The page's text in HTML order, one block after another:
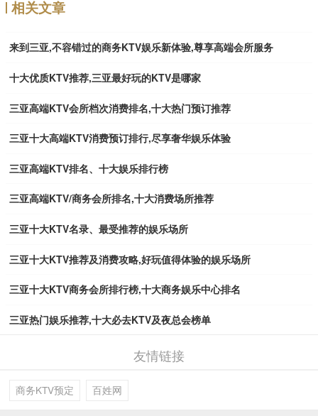
相关文章
来到三亚,不容错过的商务KTV娱乐新体验,尊享高端会所服务
十大优质KTV推荐,三亚最好玩的KTV是哪家
三亚高端KTV会所档次消费排名,十大热门预订推荐
三亚十大高端KTV消费预订排行,尽享奢华娱乐体验
三亚高端KTV排名、十大娱乐排行榜
三亚高端KTV/商务会所排名,十大消费场所推荐
三亚十大KTV名录、最受推荐的娱乐场所
三亚十大KTV推荐及消费攻略,好玩值得体验的娱乐场所
三亚十大KTV商务会所排行榜,十大商务娱乐中心排名
三亚热门娱乐推荐,十大必去KTV及夜总会榜单
友情链接
商务KTV预定 百姓网